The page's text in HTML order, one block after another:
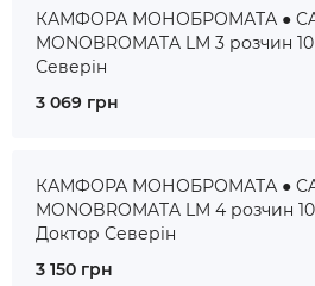
КАМФОРА МОНОБРОМАТА ●
MONOBROMATA LM 3 розчин
Северін
3 069 грн
КАМФОРА МОНОБРОМАТА ●
MONOBROMATA LM 4 розчин
Доктор Северін
3 150 грн